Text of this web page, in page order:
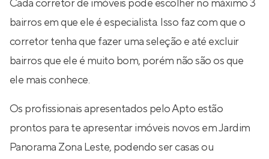
Cada corretor de imóveis pode escolher no máximo 3
bairros em que ele é especialista. Isso faz com que o
corretor tenha que fazer uma seleção e até excluir
bairros que ele é muito bom, porém não são os que
ele mais conhece.
Os profissionais apresentados pelo Apto estão
prontos para te apresentar imóveis novos em Jardim
Panorama Zona Leste, podendo ser casas ou